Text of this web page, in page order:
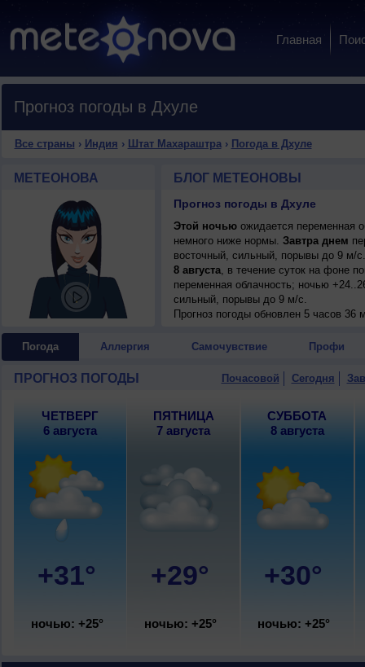
Главная
Прогноз погоды в Дхуле
Все страны › Индия › Штат Махараштра› Погода в Дхуле
МЕТЕОНОВА БЛОГ МЕТЕОНОВЫ
Прогноз погоды в Дхуле
Этой ночьюожидается переменная
немного ниже нормы. Завтра днем
восточный, сильный, порывы до 9 м/
8 августа, в течение суток на фоне
переменная облачность; ночью
сильный, порывы до 9 м/с.
9 августа, в течение суток на фоне
порывы до 8 м/с.
ветер западный, сильный, порывы до
Прогноз погоды обновлен 5 часов 36
Погода Аллергия Самочувствие Профи
ПРОГНОЗ ПОГОДЫ Почасовой Сегодня
ЧЕТВЕРГ
6 августа
+31°
ночью: +25°
ПЯТНИЦА
7 августа
+29°
ночью: +25°
СУББОТА
8 августа
+30°
ночью: +25°